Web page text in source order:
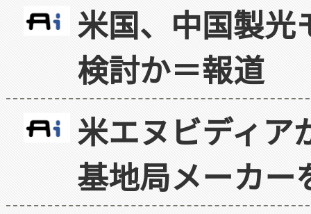
米国、中国製光
検討か＝報道
米エヌビディア
基地局メーカー